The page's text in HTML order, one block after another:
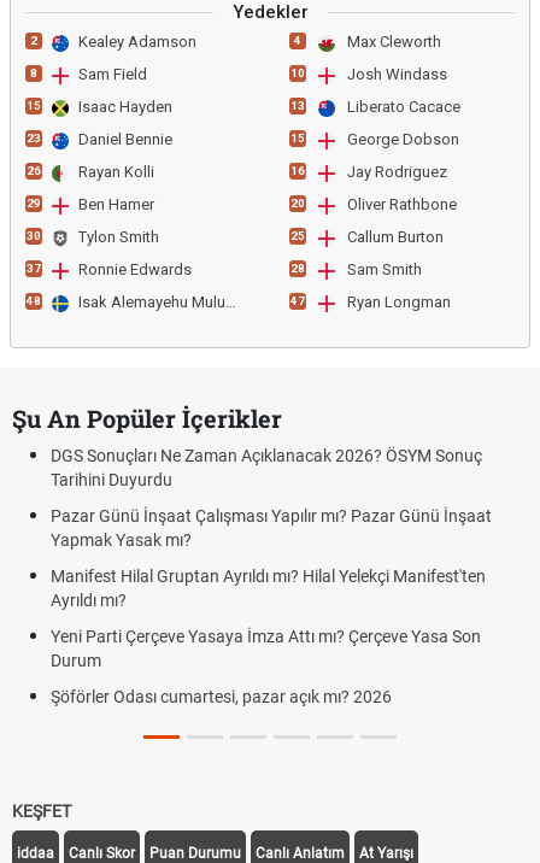
Yedekler
2 Kealey Adamson
8 Sam Field
15 Isaac Hayden
23 Daniel Bennie
26 Rayan Kolli
29 Ben Hamer
30 Tylon Smith
37 Ronnie Edwards
48 Isak Alemayehu Mulugeta
4 Max Cleworth
10 Josh Windass
13 Liberato Cacace
15 George Dobson
16 Jay Rodriguez
20 Oliver Rathbone
25 Callum Burton
28 Sam Smith
47 Ryan Longman
Şu An Popüler İçerikler
DGS Sonuçları Ne Zaman Açıklanacak 2026? ÖSYM Sonuç
Tarihini Duyurdu
Pazar Günü İnşaat Çalışması Yapılır mı? Pazar Günü İnşaat
Yapmak Yasak mı?
Manifest Hilal Gruptan Ayrıldı mı? Hilal Yelekçi Manifest'ten
Ayrıldı mı?
Yeni Parti Çerçeve Yasaya İmza Attı mı? Çerçeve Yasa Son
Durum
Şöförler Odası cumartesi, pazar açık mı? 2026
KEŞFET
iddaa Canlı Skor Puan Durumu Canlı Anlatım At Yarışı